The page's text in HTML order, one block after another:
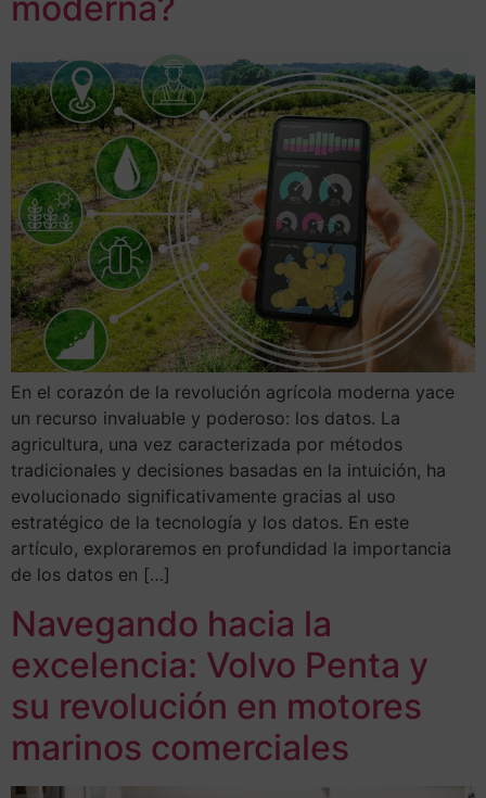
En el corazón de la revolución agrícola moderna yace
un recurso invaluable y poderoso: los datos. La
agricultura, una vez caracterizada por métodos
tradicionales y decisiones basadas en la intuición, ha
evolucionado significativamente gracias al uso
estratégico de la tecnología y los datos. En este
artículo, exploraremos en profundidad la importancia
de los datos en […]
Navegando hacia la
excelencia: Volvo Penta y
su revolución en motores
marinos comerciales